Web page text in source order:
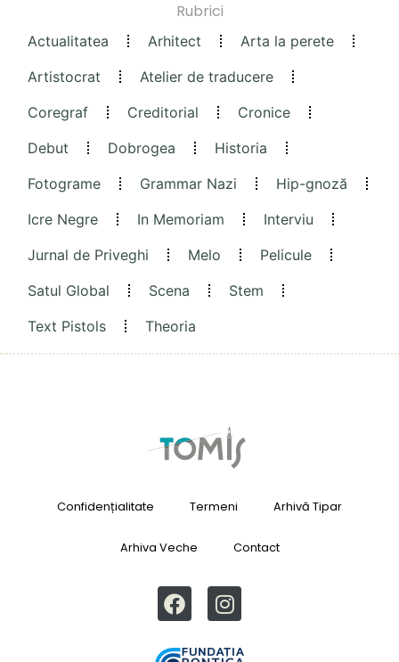
Rubrici
Actualitatea Arhitect
Arta la perete
Artistocrat
Atelier de traducere
Coregraf
Creditorial
Cronice
Debut
Dobrogea
Historia
Fotograme
Grammar Nazi
Hip-gnoză
Icre Negre
In Memoriam
Interviu
Jurnal de Priveghi
Melo
Pelicule
Satul Global
Scena
Stem
Text Pistols
Theoria
Confidențialitate Termeni Arhivă Tipar
Arhiva Veche Contact